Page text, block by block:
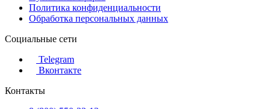
Политика конфиденциальности
Обработка персональных данных
Социальные сети
Telegram
Вконтакте
Контакты